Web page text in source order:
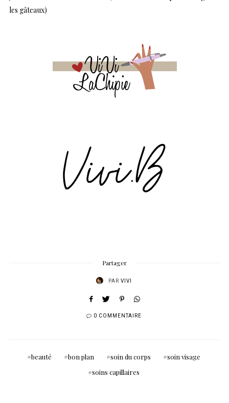
les gâteaux)
Partager
PAR VIVI
0 COMMENTAIRE
beauté bon plan soin du corps
soin visage
soins capillaires